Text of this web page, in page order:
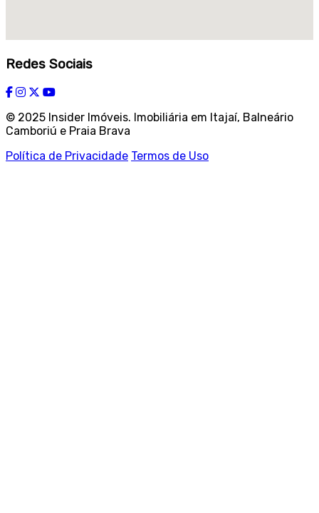
Redes Sociais
© 2025 Insider Imóveis. Imobiliária em Itajaí, Balneário
Camboriú e Praia Brava
Política de Privacidade Termos de Uso